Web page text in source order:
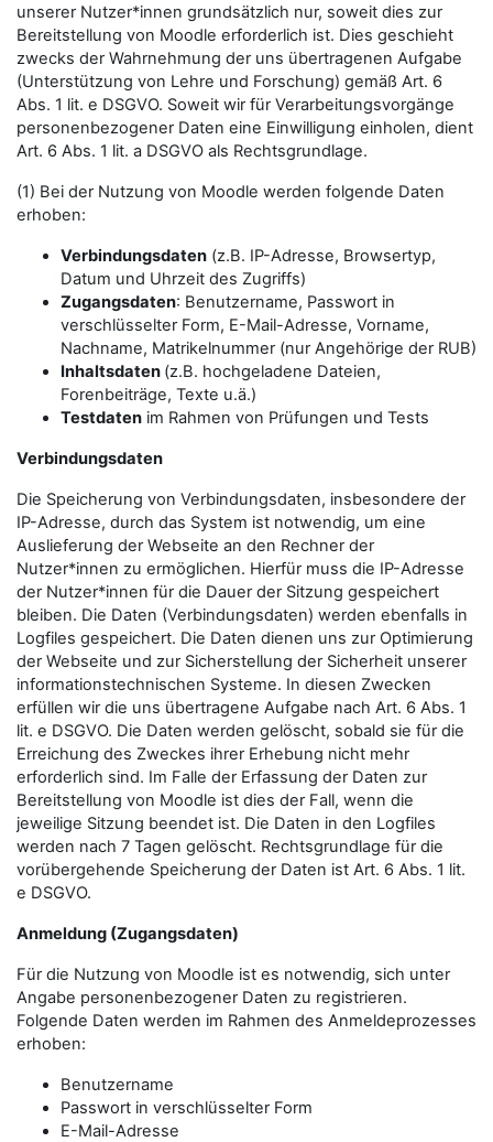
unserer Nutzer*innen grundsätzlich nur, soweit dies zur
Bereitstellung von Moodle erforderlich ist. Dies geschieht
zwecks der Wahrnehmung der uns übertragenen Aufgabe
(Unterstützung von Lehre und Forschung) gemäß Art. 6
Abs. 1 lit. e DSGVO. Soweit wir für Verarbeitungsvorgänge
personenbezogener Daten eine Einwilligung einholen, dient
Art. 6 Abs. 1 lit. a DSGVO als Rechtsgrundlage.
(1) Bei der Nutzung von Moodle werden folgende Daten
erhoben:
Verbindungsdaten (z.B. IP-Adresse, Browsertyp,
Datum und Uhrzeit des Zugriffs)
Zugangsdaten: Benutzername, Passwort in
verschlüsselter Form, E-Mail-Adresse, Vorname,
Nachname, Matrikelnummer (nur Angehörige der RUB)
Inhaltsdaten (z.B. hochgeladene Dateien,
Forenbeiträge, Texte u.ä.)
Testdaten im Rahmen von Prüfungen und Tests
Verbindungsdaten
Die Speicherung von Verbindungsdaten, insbesondere der
IP-Adresse, durch das System ist notwendig, um eine
Auslieferung der Webseite an den Rechner der
Nutzer*innen zu ermöglichen. Hierfür muss die IP-Adresse
der Nutzer*innen für die Dauer der Sitzung gespeichert
bleiben. Die Daten (Verbindungsdaten) werden ebenfalls in
Logfiles gespeichert. Die Daten dienen uns zur Optimierung
der Webseite und zur Sicherstellung der Sicherheit unserer
informationstechnischen Systeme. In diesen Zwecken
erfüllen wir die uns übertragene Aufgabe nach Art. 6 Abs. 1
lit. e DSGVO. Die Daten werden gelöscht, sobald sie für die
Erreichung des Zweckes ihrer Erhebung nicht mehr
erforderlich sind. Im Falle der Erfassung der Daten zur
Bereitstellung von Moodle ist dies der Fall, wenn die
jeweilige Sitzung beendet ist. Die Daten in den Logfiles
werden nach 7 Tagen gelöscht. Rechtsgrundlage für die
vorübergehende Speicherung der Daten ist Art. 6 Abs. 1 lit.
e DSGVO.
Anmeldung (Zugangsdaten)
Für die Nutzung von Moodle ist es notwendig, sich unter
Angabe personenbezogener Daten zu registrieren.
Folgende Daten werden im Rahmen des Anmeldeprozesses
erhoben:
Benutzername
Passwort in verschlüsselter Form
E-Mail-Adresse